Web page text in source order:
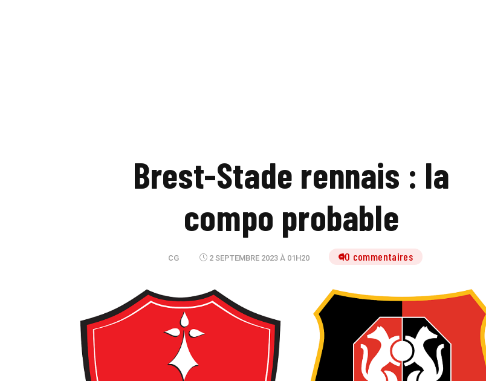
Brest-Stade rennais : la
compo probable
CG 2 SEPTEMBRE 2023 À 01H20 10 commentaires